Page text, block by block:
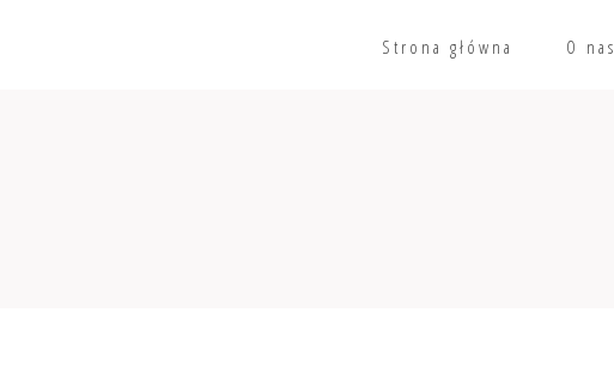
Strona główna O nas